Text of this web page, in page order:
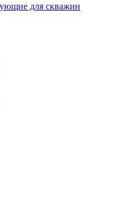
для скважин